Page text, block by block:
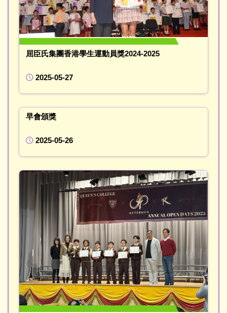
屈臣氏集團香港學生運動員獎2024-2025
2025-05-27
早會頒獎
2025-05-26